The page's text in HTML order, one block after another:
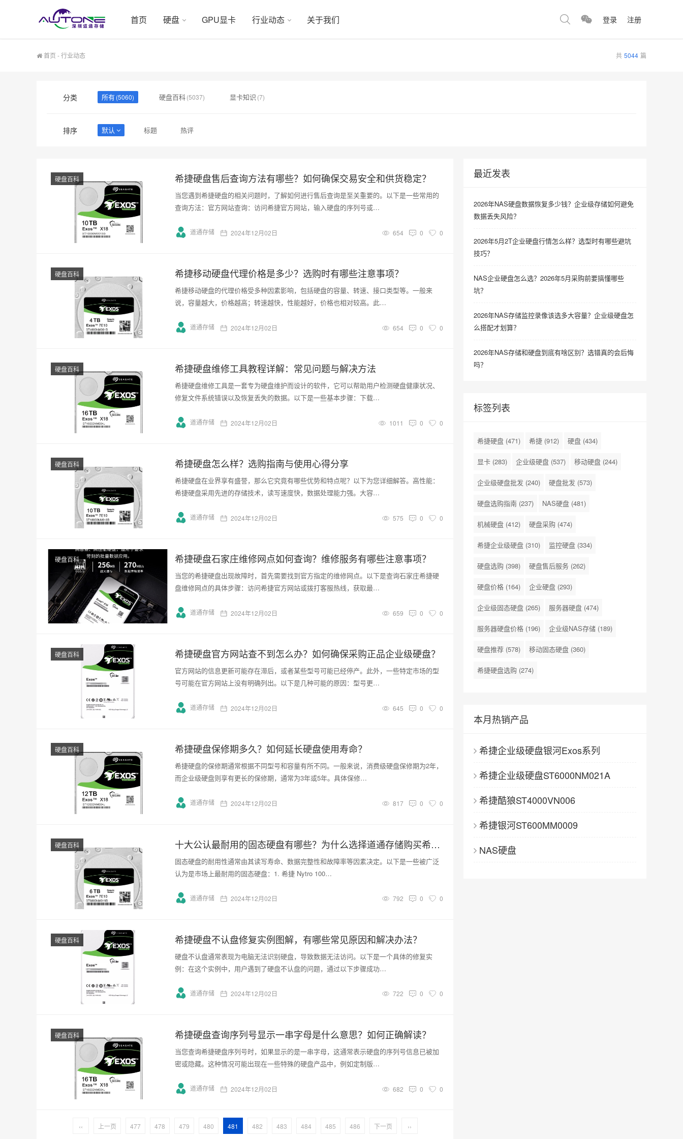
首页 硬盘 GPU显卡 行业动态 关于我们 登录 注册
首页 -行业动态 共 5044 篇
分类 所有(5060) 硬盘百科(5037) 显卡知识 (7)
排序 默认 标题 热评
硬盘百科 希捷硬盘售后查询方法有哪些？如何确保交易安全和供货稳定？
当您遇到希捷硬盘的相关问题时，了解如何进行售后查询是至关重要的。以下是一些常用的
查询方法：官方网站查询：访问希捷官方网站，输入硬盘的序列号或…
道通存储 2024年12月02日 654 0 0
硬盘百科 希捷移动硬盘代理价格是多少？选购时有哪些注意事项？
希捷移动硬盘的代理价格受多种因素影响，包括硬盘的容量、转速、接口类型等。一般来
说，容量越大，价格越高；转速越快，性能越好，价格也相对较高。此…
道通存储 2024年12月02日 654 0 0
硬盘百科 希捷硬盘维修工具教程详解：常见问题与解决方法
希捷硬盘维修工具是一套专为硬盘维护而设计的软件，它可以帮助用户检测硬盘健康状况、
修复文件系统错误以及恢复丢失的数据。以下是一些基本步骤：下载…
道通存储 2024年12月02日 1011 0 0
硬盘百科 希捷硬盘怎么样？选购指南与使用心得分享
希捷硬盘在业界享有盛誉，那么它究竟有哪些优势和特点呢？以下为您详细解答。高性能：
希捷硬盘采用先进的存储技术，读写速度快，数据处理能力强。大容…
道通存储 2024年12月02日 575 0 0
硬盘百科 希捷硬盘石家庄维修网点如何查询？维修服务有哪些注意事项？
当您的希捷硬盘出现故障时，首先需要找到官方指定的维修网点。以下是查询石家庄希捷硬
盘维修网点的具体步骤：访问希捷官方网站或拨打客服热线，获取最…
道通存储 2024年12月02日 659 0 0
硬盘百科 希捷硬盘官方网站查不到怎么办？如何确保采购正品企业级硬盘？
官方网站的信息更新可能存在滞后，或者某些型号可能已经停产。此外，一些特定市场的型
号可能在官方网站上没有明确列出。以下是几种可能的原因：型号更…
道通存储 2024年12月02日 645 0 0
硬盘百科 希捷硬盘保修期多久？如何延长硬盘使用寿命？
希捷硬盘的保修期通常根据不同型号和容量有所不同。一般来说，消费级硬盘保修期为2年，
而企业级硬盘则享有更长的保修期，通常为3年或5年。具体保修…
道通存储 2024年12月02日 817 0 0
硬盘百科 十大公认最耐用的固态硬盘有哪些？为什么选择道通存储购买希捷硬盘？
固态硬盘的耐用性通常由其读写寿命、数据完整性和故障率等因素决定。以下是一些被广泛
认为是市场上最耐用的固态硬盘：1. 希捷 Nytro 100…
道通存储 2024年12月02日 792 0 0
硬盘百科 希捷硬盘不认盘修复实例图解，有哪些常见原因和解决办法？
硬盘不认盘通常表现为电脑无法识别硬盘，导致数据无法访问。以下是一个具体的修复实
例：在这个实例中，用户遇到了硬盘不认盘的问题，通过以下步骤成功…
道通存储 2024年12月02日 722 0 0
硬盘百科 希捷硬盘查询序列号显示一串字母是什么意思？如何正确解读？
当您查询希捷硬盘序列号时，如果显示的是一串字母，这通常表示硬盘的序列号信息已被加
密或隐藏。这种情况可能出现在一些特殊的硬盘产品中，例如定制版…
道通存储 2024年12月02日 682 0 0
‹‹ 上一页 477 478 479 480 481 482 483 484 485 486 下一页 ››
最近发表
2026年NAS硬盘数据恢复多少钱？企业级存储如何避免
数据丢失风险？
2026年5月2T企业硬盘行情怎么样？选型时有哪些避坑
技巧？
NAS企业硬盘怎么选？2026年5月采购前要搞懂哪些
坑？
2026年NAS存储监控录像该选多大容量？企业级硬盘怎
么搭配才划算？
2026年NAS存储和硬盘到底有啥区别？选错真的会后悔
吗？
标签列表
希捷硬盘 (471) 希捷 (912) 硬盘 (434)
显卡 (283) 企业级硬盘 (537) 移动硬盘 (244)
企业级硬盘批发 (240) 硬盘批发 (573)
硬盘选购指南 (237) NAS硬盘 (481)
机械硬盘 (412) 硬盘采购 (474)
希捷企业级硬盘 (310) 监控硬盘 (334)
硬盘选购 (398) 硬盘售后服务 (262)
硬盘价格 (164) 企业硬盘 (293)
企业级固态硬盘 (265) 服务器硬盘 (474)
服务器硬盘价格 (196) 企业级NAS存储 (189)
硬盘推荐 (578) 移动固态硬盘 (360)
希捷硬盘选购 (274)
本月热销产品
希捷企业级硬盘银河Exos系列
希捷企业级硬盘ST6000NM021A
希捷酷狼ST4000VN006
希捷银河ST600MM0009
NAS硬盘